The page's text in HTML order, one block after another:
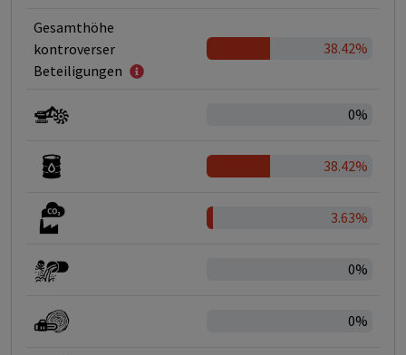
Gesamthöhe
kontroverser
Beteiligungen
38.42%
0%
38.42%
3.63%
0%
0%